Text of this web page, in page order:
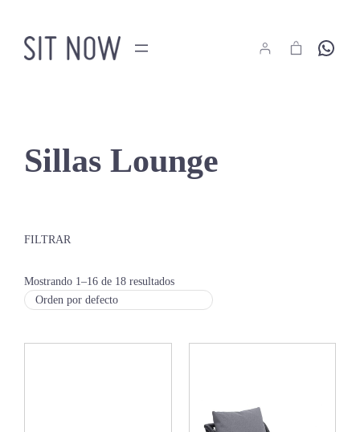
contenido
Hola
Sillas Lounge
FILTRAR
Mostrando 1–16 de 18 resultados